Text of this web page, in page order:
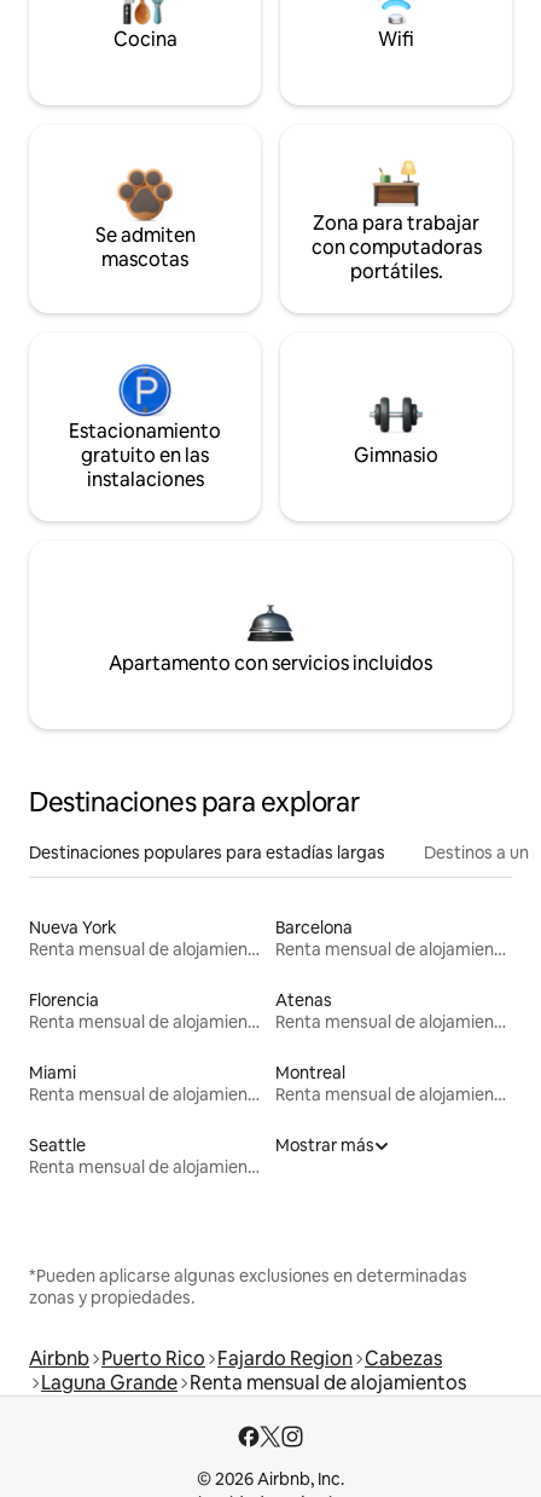
Cocina Wifi
Se admiten
mascotas
Zona para trabajar
con computadoras
portátiles.
Estacionamiento
gratuito en las
instalaciones
Gimnasio
Apartamento con servicios incluidos
Destinaciones para explorar
Destinaciones populares para estadías largas Destinos a un
Nueva York
Renta mensual de alojamientos
Barcelona
Renta mensual de alojamientos
Florencia
Renta mensual de alojamientos
Atenas
Renta mensual de alojamientos
Miami
Renta mensual de alojamientos
Montreal
Renta mensual de alojamientos
Seattle
Renta mensual de alojamientos
Mostrar más
*Pueden aplicarse algunas exclusiones en determinadas
zonas y propiedades.
Airbnb Puerto Rico Fajardo Region Cabezas
Laguna Grande Renta mensual de alojamientos
© 2026 Airbnb, Inc.